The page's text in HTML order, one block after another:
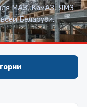
МАЗ, КамАЗ, ЯМЗ
Беларуси.